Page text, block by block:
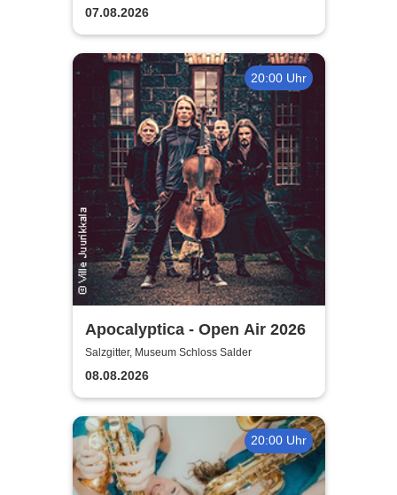
07.08.2026
20:00 Uhr
Apocalyptica - Open Air 2026
Salzgitter, Museum Schloss Salder
08.08.2026
20:00 Uhr